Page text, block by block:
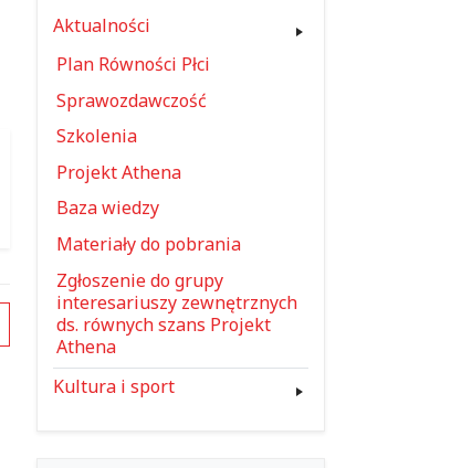
Aktualności
Plan Równości Płci
Sprawozdawczość
Szkolenia
Projekt Athena
Baza wiedzy
Materiały do pobrania
Zgłoszenie do grupy
interesariuszy zewnętrznych
ds. równych szans Projekt
Athena
Kultura i sport